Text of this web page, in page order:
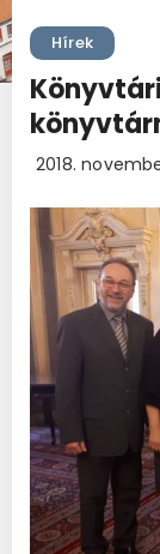
Hírek
2018.